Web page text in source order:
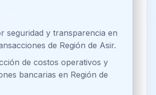
seguridad y transparencia en
de Región de Asir.
de costos operativos y
bancarias en Región de